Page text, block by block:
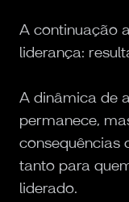
A continuação
liderança:
A dinâmica de
permanece,
consequências
tanto para
liderado.